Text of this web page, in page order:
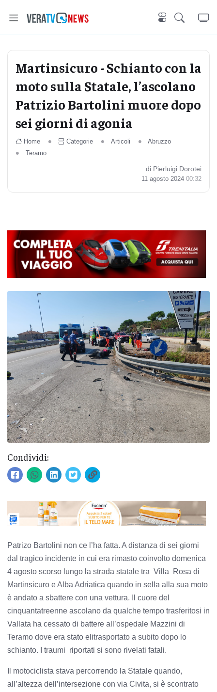
Martinsicuro - Schianto con la
moto sulla Statale, l’ascolano
Patrizio Bartolini muore dopo
sei giorni di agonia
Home Categorie Articoli
Abruzzo
Teramo
di Pierluigi Dorotei
11 agosto 2024 00:32
Condividi:
Patrizo Bartolini non ce l’ha fatta. A distanza di sei giorni
dal tragico incidente in cui era rimasto coinvolto domenica
4 agosto scorso lungo la strada statale tra Villa Rosa di
Martinsicuro e Alba Adriatica quando in sella alla sua moto
è andato a sbattere con una vettura. Il cuore del
cinquantatreenne ascolano da qualche tempo trasferitosi in
Vallata ha cessato di battere all’ospedale Mazzini di
Teramo dove era stato elitrasportato a subito dopo lo
schianto. I traumi riportati si sono rivelati fatali.
Il motociclista stava percorrendo la Statale quando,
all’altezza dell’intersezione con via Civita, si è scontrato